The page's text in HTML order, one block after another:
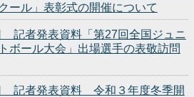
ール」表彰式の開催について
記者発表資料「第27回全国ジュニ
ボール大会」出場選手の表敬訪問
記者発表資料 令和３年度冬季開